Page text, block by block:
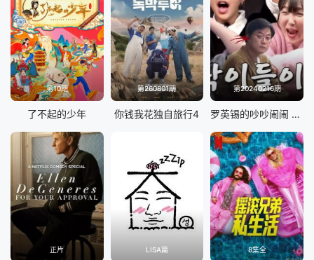
第10期
了不起的少年
第260801期
你钱我花独自旅行4
第20240216期
罗英锡的吵吵闹闹 蹦蹦地球游戏厅篇
正片 LISA篇 8集全